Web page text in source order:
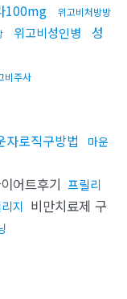
100mg
위고비처방방
위고비성인병
성
비주사
자로직구방법
마운
어트후기 프릴리
지 비만치료제 구